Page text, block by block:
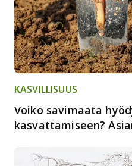
KASVILLISUUS
Voiko savimaata
kasvattamiseen?